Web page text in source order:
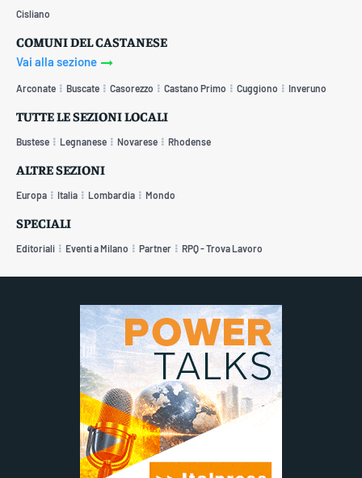
Cisliano
COMUNI DEL CASTANESE
Vai alla sezione
Arconate Buscate Casorezzo Castano Primo Cuggiono Inveruno
TUTTE LE SEZIONI LOCALI
Bustese Legnanese Novarese Rhodense
ALTRE SEZIONI
Europa Italia Lombardia Mondo
SPECIALI
Editoriali Eventi a Milano Partner RPQ - Trova Lavoro